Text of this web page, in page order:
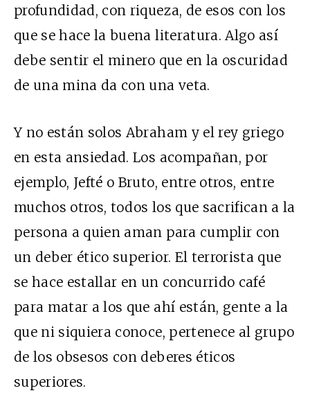
profundidad, con riqueza, de esos con los
que se hace la buena literatura. Algo así
debe sentir el minero que en la oscuridad
de una mina da con una veta.
Y no están solos Abraham y el rey griego
en esta ansiedad. Los acompañan, por
ejemplo, Jefté o Bruto, entre otros, entre
muchos otros, todos los que sacrifican a la
persona a quien aman para cumplir con
un deber ético superior. El terrorista que
se hace estallar en un concurrido café
para matar a los que ahí están, gente a la
que ni siquiera conoce, pertenece al grupo
de los obsesos con deberes éticos
superiores.